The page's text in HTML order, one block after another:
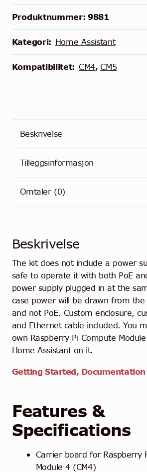
Produktnummer: 9881
Kategori: Home Assistant
Kompatibilitet: CM4, CM5
Beskrivelse
Tilleggsinformasjon
Omtaler (0)
Beskrivelse
The kit does not include a power
safe to operate it with both PoE
power supply plugged in at the
case power will be drawn from the
and not PoE. Custom enclosure,
and Ethernet cable included. You
own Raspberry Pi Compute
Home Assistant on it.
Getting Started,
Features &
Specifications
Carrier board for Raspberry
Module 4 (CM4)